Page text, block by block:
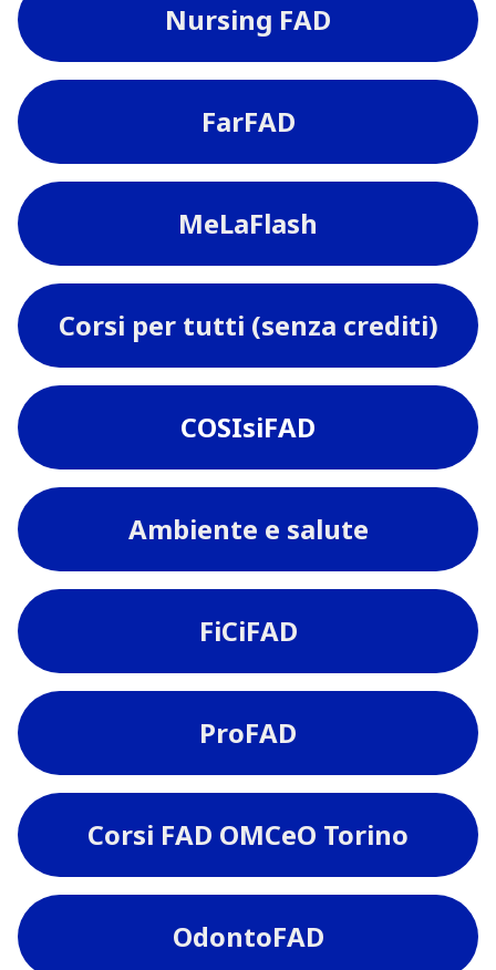
Nursing FAD
FarFAD
MeLaFlash
Corsi per tutti (senza crediti)
COSIsiFAD
Ambiente e salute
FiCiFAD
ProFAD
Corsi FAD OMCeO Torino
OdontoFAD